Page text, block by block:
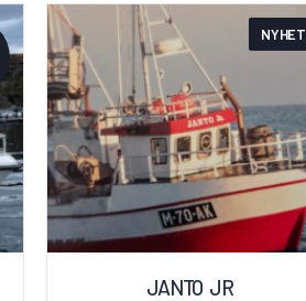
NYHET
JANTO JR